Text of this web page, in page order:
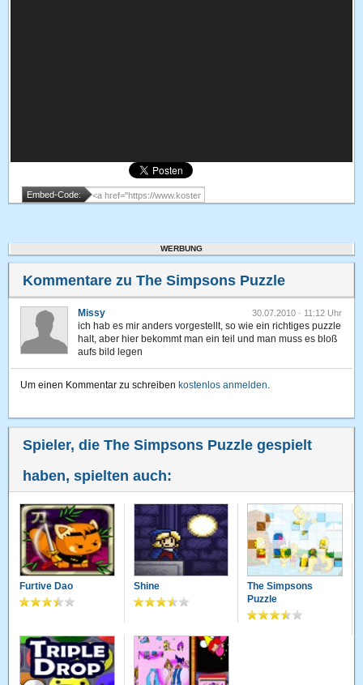
Embed-Code:
WERBUNG
Kommentare zu The Simpsons Puzzle
Missy 30.07.2010 · 11:12 Uhr
ich hab es mir anders vorgestellt, so wie ein richtiges puzzle
halt, aber hier bekommt man ein teil und man muss es bloß
aufs bild legen
Um einen Kommentar zu schreiben kostenlos anmelden.
Spieler, die The Simpsons Puzzle gespielt
haben, spielten auch:
Furtive Dao Shine
The Simpsons
Puzzle